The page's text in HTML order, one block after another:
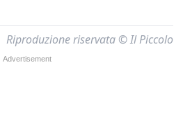
Riproduzione riservata © Il Piccolo